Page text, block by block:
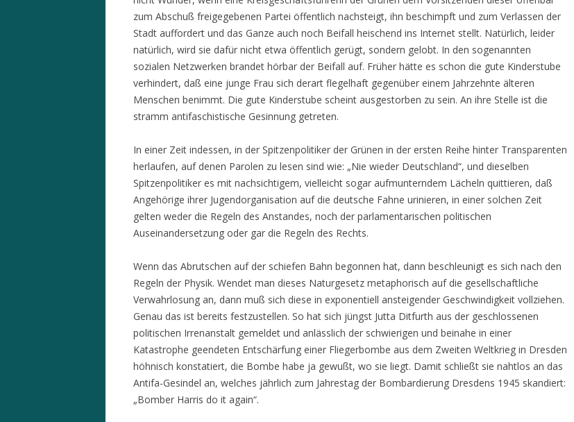
zum Abschuß freigegebenen Partei öffentlich nachsteigt, ihn beschimpft und zum Verlassen der
Stadt auffordert und das Ganze auch noch Beifall heischend ins Internet stellt. Natürlich, leider
natürlich, wird sie dafür nicht etwa öffentlich gerügt, sondern gelobt. In den sogenannten
sozialen Netzwerken brandet hörbar der Beifall auf. Früher hätte es schon die gute Kinderstube
verhindert, daß eine junge Frau sich derart flegelhaft gegenüber einem Jahrzehnte älteren
Menschen benimmt. Die gute Kinderstube scheint ausgestorben zu sein. An ihre Stelle ist die
stramm antifaschistische Gesinnung getreten.
In einer Zeit indessen, in der Spitzenpolitiker der Grünen in der ersten Reihe hinter Transparenten
herlaufen, auf denen Parolen zu lesen sind wie: „Nie wieder Deutschland“, und dieselben
Spitzenpolitiker es mit nachsichtigem, vielleicht sogar aufmunterndem Lächeln quittieren, daß
Angehörige ihrer Jugendorganisation auf die deutsche Fahne urinieren, in einer solchen Zeit
gelten weder die Regeln des Anstandes, noch der parlamentarischen politischen
Auseinandersetzung oder gar die Regeln des Rechts.
Wenn das Abrutschen auf der schiefen Bahn begonnen hat, dann beschleunigt es sich nach den
Regeln der Physik. Wendet man dieses Naturgesetz metaphorisch auf die gesellschaftliche
Verwahrlosung an, dann muß sich diese in exponentiell ansteigender Geschwindigkeit vollziehen.
Genau das ist bereits festzustellen. So hat sich jüngst Jutta Ditfurth aus der geschlossenen
politischen Irrenanstalt gemeldet und anlässlich der schwierigen und beinahe in einer
Katastrophe geendeten Entschärfung einer Fliegerbombe aus dem Zweiten Weltkrieg in Dresden
höhnisch konstatiert, die Bombe habe ja gewußt, wo sie liegt. Damit schließt sie nahtlos an das
Antifa-Gesindel an, welches jährlich zum Jahrestag der Bombardierung Dresdens 1945 skandiert:
„Bomber Harris do it again“.